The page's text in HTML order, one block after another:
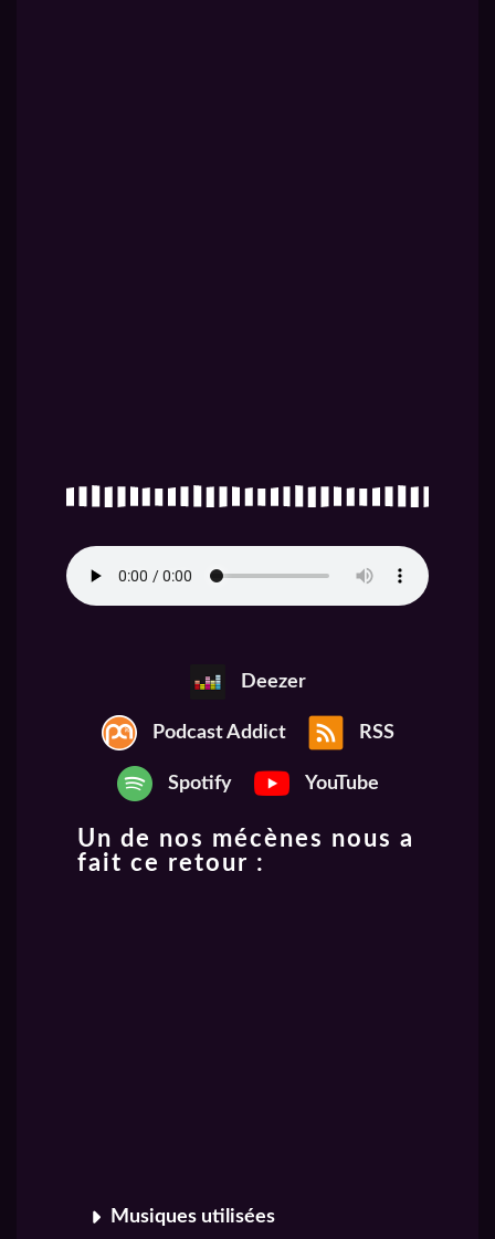
Deezer
Podcast Addict RSS
Spotify YouTube
Un de nos mécènes nous a
fait ce retour :
Musiques utilisées